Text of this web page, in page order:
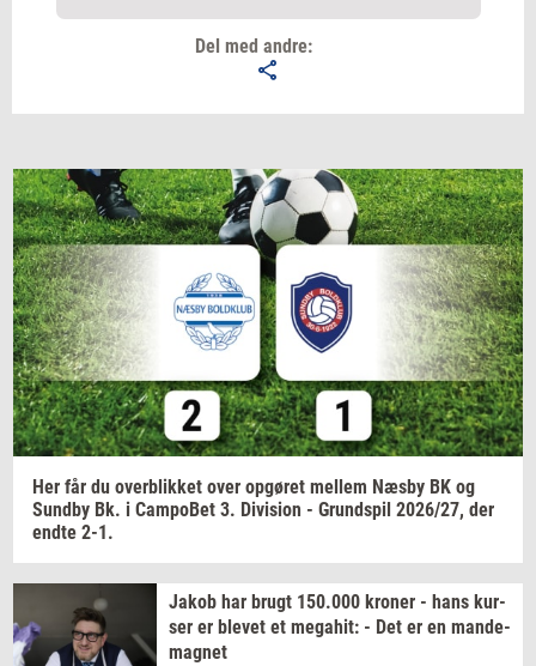
Navn
Jeg vil gerne modtage et nyhedsoverblik, samt
relevante tilbud og brugerfordele på mail. Det er altid
muligt at afmelde.
Privatlivspolitik.
Del med andre:
Her får du over­blik­ket over op­gø­ret mel­lem Næsby BK og
Sund­by Bk. i Cam­po­Bet 3. Di­vi­sion - Grund­spil 2026/27, der
endte 2-1.
Jakob har brugt 150.000 kro­ner - hans kur­
ser er ble­vet et me­ga­hit: - Det er en mande-​
magnet